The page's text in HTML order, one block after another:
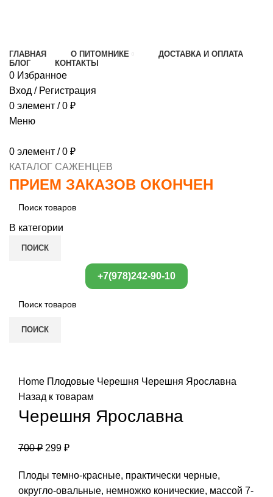
ГЛАВНАЯ О ПИТОМНИКЕ
ДОСТАВКА И ОПЛАТА
БЛОГ
КОНТАКТЫ
0 Избранное
Вход / Регистрация
0 элемент / 0 ₽
Меню
0 элемент / 0 ₽
КАТАЛОГ САЖЕНЦЕВ
ПРИЕМ ЗАКАЗОВ ОКОНЧЕН
В категории
ПОИСК
+7(978)242-90-10
ПОИСК
Home Плодовые Черешня Черешня Ярославна
Назад к товарам
Черешня Ярославна
700₽ 299 ₽
Плоды темно-красные, практически черные,
округло-овальные, немножко конические, массой 7-